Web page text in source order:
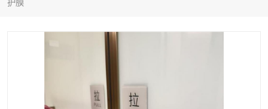
护膜
pe保护膜